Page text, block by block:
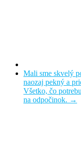
Mali sme skvelý
naozaj pekný a
Všetko, čo
na odpočinok. →